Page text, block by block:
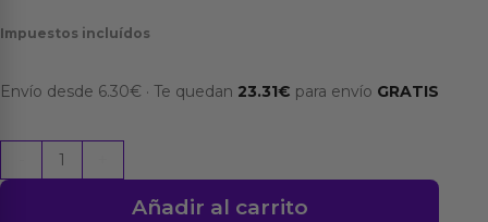
Impuestos incluídos
Envío desde 6.30€ · Te quedan 23.31€ para envío GRATIS
Atrévete...
Añadir al carrito